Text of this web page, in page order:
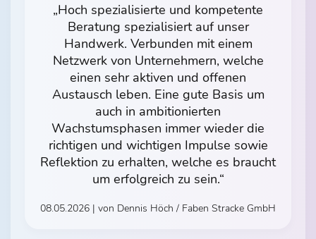
„Hoch spezialisierte und kompetente
Beratung spezialisiert auf unser
Handwerk. Verbunden mit einem
Netzwerk von Unternehmern, welche
einen sehr aktiven und offenen
Austausch leben. Eine gute Basis um
auch in ambitionierten
Wachstumsphasen immer wieder die
richtigen und wichtigen Impulse sowie
Reflektion zu erhalten, welche es braucht
um erfolgreich zu sein.“
08.05.2026 | von Dennis Höch / Faben Stracke GmbH